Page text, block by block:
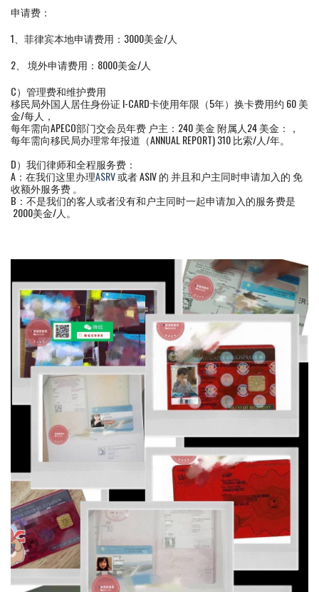
申请费：
1、菲律宾本地申请费用：3000美金/人
2、 境外申请费用：8000美金/人
C）管理费和维护费用
移民局外国人居住身份证 I-CARD卡使用年限（5年）换卡费用约 60 美
金/每人，
每年需向APECO部门交会员年费 户主：240 美金 附属人24 美金：，
每年需向移民局办理常年报道（ANNUAL REPORT) 310 比索/人/年。
D）我们律师和全程服务费：
A：在我们这里办理ASRV或者 ASIV 的 并且和户主同时申请加入的 免
收额外服务费 。
B：不是我们的客人或者没有和户主同时一起申请加入的服务费是
2000美金/人。